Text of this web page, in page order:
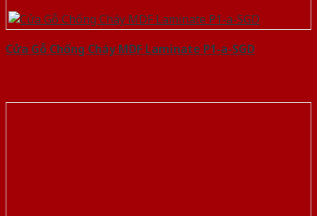
Cửa Gỗ Chống Cháy MDF Laminate P1-a-SGD